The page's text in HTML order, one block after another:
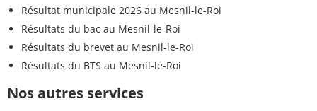
Résultat municipale 2026 au Mesnil-le-Roi
Résultats du bac au Mesnil-le-Roi
Résultats du brevet au Mesnil-le-Roi
Résultats du BTS au Mesnil-le-Roi
Nos autres services